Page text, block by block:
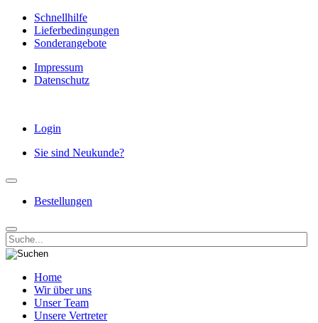
Schnellhilfe
Lieferbedingungen
Sonderangebote
Impressum
Datenschutz
Login
Sie sind Neukunde?
Bestellungen
Home
Wir über uns
Unser Team
Unsere Vertreter